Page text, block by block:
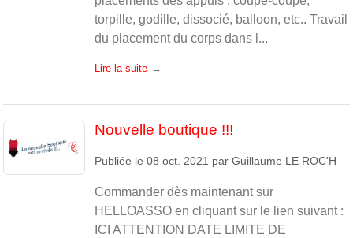
torpille, godille, dissocié, balloon, etc.. Travail
du placement du corps dans l...
Lire la suite
Nouvelle boutique !!!
Publiée le 08 oct. 2021 par Guillaume LE ROC'H
Commander dès maintenant sur
HELLOASSO en cliquant sur le lien suivant :
ICI ATTENTION DATE LIMITE DE